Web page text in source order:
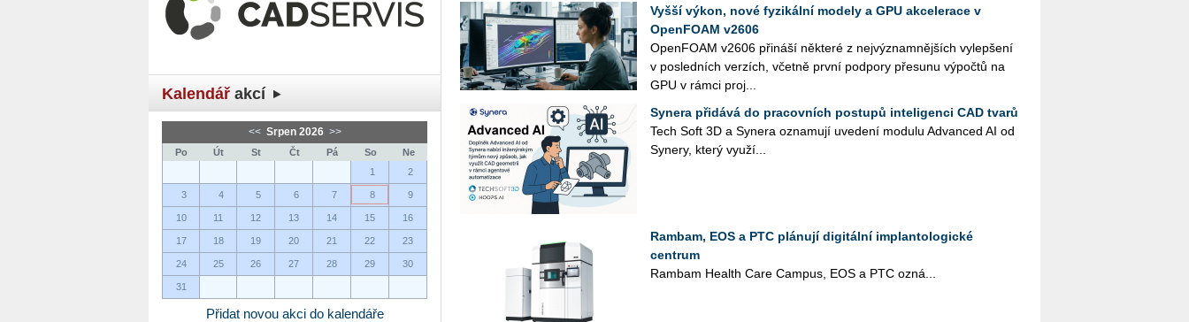
Kalendář akcí
<< Srpen 2026 >>
Po Út St Čt Pá So
Ne
1
2
3 4 5 6 7 8 9
10 11 12 13 14 15 16
17 18 19 20 21 22 23
24 25 26 27 28 29 30
31
Přidat novou akci do kalendáře
Vyšší výkon, nové fyzikální modely a GPU akcelerace v
OpenFOAM v2606
Open­FO­AM v2606 při­ná­ší ně­kte­ré z nej­vý­znam­něj­ších vy­lep­še­ní
v po­sled­ních ver­zích, včet­ně první pod­po­ry pře­su­nu vý­po­čtů na
GPU v rámci pro­j...
Synera přidává do pracovních postupů inteligenci CAD tvarů
Tech Soft 3D a Sy­ne­ra ozna­mu­jí uve­de­ní mo­du­lu Advan­ced AI od
Sy­ne­ry, který vy­u­ží...
Rambam, EOS a PTC plánují digitální implantologické
centrum
Rambam Health Care Campus, EOS a PTC ozná­...